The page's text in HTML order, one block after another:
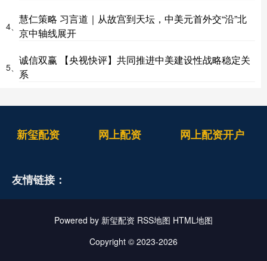
4、
慧仁策略 习言道｜从故宫到天坛，中美元首外交“沿”北
京中轴线展开
5、
诚信双赢 【央视快评】共同推进中美建设性战略稳定关
系
新玺配资 网上配资 网上配资开户
友情链接：
Powered by 新玺配资 RSS地图 HTML地图
Copyright © 2023-2026